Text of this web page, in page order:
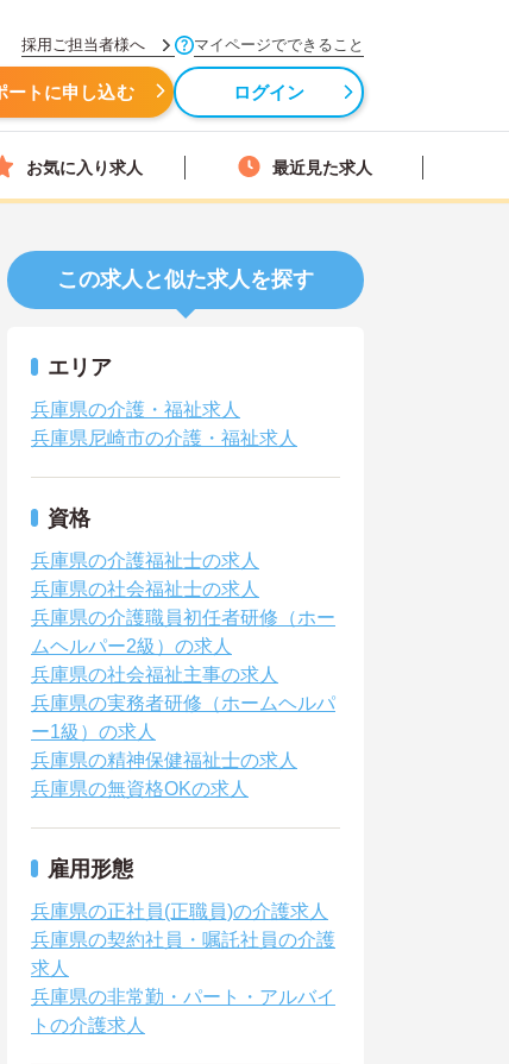
採用ご担当者様へ マイページでできること
ートに申し込む ログイン
お気に入り求人 最近見た求人
この求人と似た求人を探す
エリア
兵庫県の介護・福祉求人
兵庫県尼崎市の介護・福祉求人
資格
兵庫県の介護福祉士の求人
兵庫県の社会福祉士の求人
兵庫県の介護職員初任者研修（ホー
ムヘルパー2級）の求人
兵庫県の社会福祉主事の求人
兵庫県の実務者研修（ホームヘルパ
ー1級）の求人
兵庫県の精神保健福祉士の求人
兵庫県の無資格OKの求人
雇用形態
兵庫県の正社員(正職員)の介護求人
兵庫県の契約社員・嘱託社員の介護
求人
兵庫県の非常勤・パート・アルバイ
トの介護求人